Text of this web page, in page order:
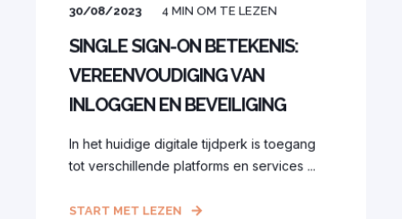
30/08/2023 4MIN OM TE LEZEN
SINGLE SIGN-ON BETEKENIS:
VEREENVOUDIGING VAN
INLOGGEN EN BEVEILIGING
In het huidige digitale tijdperk is toegang
tot verschillende platforms en services ...
START MET LEZEN